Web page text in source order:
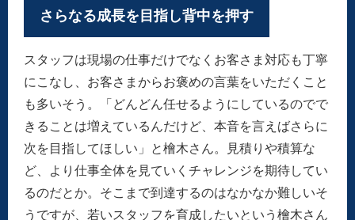
さらなる成長を目指し背中を押す
スタッフは現場の仕事だけでなくお客さま対応も丁寧
にこなし、お客さまからお褒めの言葉をいただくこと
も多いそう。「どんどん任せるようにしているのでで
きることは増えているんだけど、本音を言えばさらに
次を目指してほしい」と檜木さん。見積りや積算な
ど、より仕事全体を見ていくチャレンジを期待してい
るのだとか。そこまで到達するのはなかなか難しいそ
うですが、若いスタッフを育成したいという檜木さん